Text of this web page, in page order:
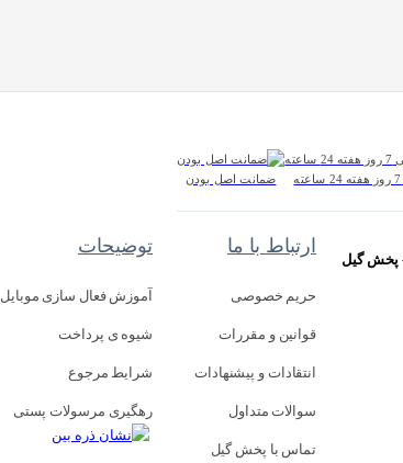
ضمانت اصل بودن
ارتباط با ما
حریم خصوصی
قوانین و مقررات
انتقادات و پیشنهادات
سوالات متداول
تماس با پخش گیل
توضیحات
آموزش فعال سازی موبایل
شیوه ی پرداخت
شرایط مرجوع
رهگیری مرسولات پستی